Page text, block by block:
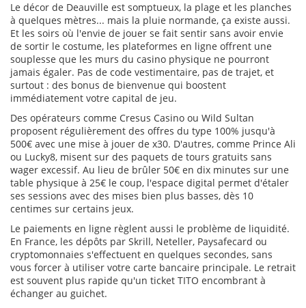
Le décor de Deauville est somptueux, la plage et les planches
à quelques mètres... mais la pluie normande, ça existe aussi.
Et les soirs où l'envie de jouer se fait sentir sans avoir envie
de sortir le costume, les plateformes en ligne offrent une
souplesse que les murs du casino physique ne pourront
jamais égaler. Pas de code vestimentaire, pas de trajet, et
surtout : des bonus de bienvenue qui boostent
immédiatement votre capital de jeu.
Des opérateurs comme Cresus Casino ou Wild Sultan
proposent régulièrement des offres du type 100% jusqu'à
500€ avec une mise à jouer de x30. D'autres, comme Prince Ali
ou Lucky8, misent sur des paquets de tours gratuits sans
wager excessif. Au lieu de brûler 50€ en dix minutes sur une
table physique à 25€ le coup, l'espace digital permet d'étaler
ses sessions avec des mises bien plus basses, dès 10
centimes sur certains jeux.
Le paiements en ligne règlent aussi le problème de liquidité.
En France, les dépôts par Skrill, Neteller, Paysafecard ou
cryptomonnaies s'effectuent en quelques secondes, sans
vous forcer à utiliser votre carte bancaire principale. Le retrait
est souvent plus rapide qu'un ticket TITO encombrant à
échanger au guichet.